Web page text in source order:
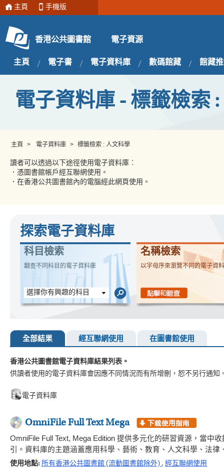
主頁 手機版
香港公共圖書館 電子資源
主頁 電子書 電子資料庫 數碼館藏 館藏
電子資料庫 - 標籤檢索
主頁 > 電子資料庫 > 標籤檢索 : 人文科學
讀者可以透過以下途徑使用電子資料庫︰
．憑圖書館帳戶經互聯網使用。
．在香港公共圖書館內的電腦經此網頁使用。
探索電子資料庫
科目檢索
翻查不同科目的電子資料庫
選擇你有興趣的科目
名稱檢索
以字母序來瀏覽不同的電子資
全部結果 經互聯網使用 在圖書館使用
香港公共圖書館電子資料庫結果列表。
供讀者使用的電子資料庫會因應不同情況而有所增刪，恕不另行通知
電子資料庫
OmniFile Full Text Mega
OmniFile Full Text, Mega Edition 提供多元化的研習資源，當中
引。資料庫的主題涵蓋應用科學、藝術、教育、人文科學、法律
使用地點: 所有香港公共圖書館 (流動圖書館除外) , 經互聯網使用